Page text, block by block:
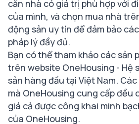
căn nhà có giá trị phù hợp với
của mình, và chọn mua nhà
động sản uy tín để đảm bảo
pháp lý đầy đủ.
Bạn có thể tham khảo các sản
trên website OneHousing - Hệ
sản hàng đầu tại Việt Nam.
mà OneHousing cung cấp đều
giá cả được công khai minh
của OneHousing.